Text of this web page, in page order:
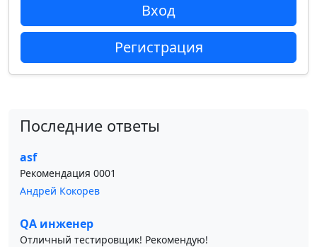
Вход
Регистрация
Последние ответы
asf
Рекомендация 0001
Андрей Кокорев
QA инженер
Отличный тестировщик! Рекомендую!